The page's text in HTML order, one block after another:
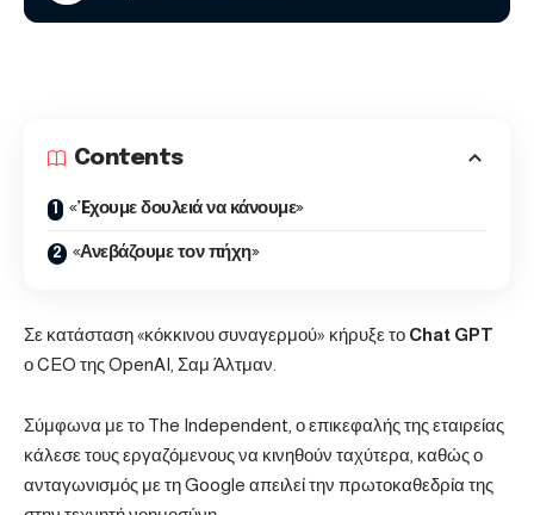
Contents
«’Eχουμε δουλειά να κάνουμε»
«Ανεβάζουμε τον πήχη»
Σε κατάσταση «κόκκινου συναγερμού» κήρυξε το Chat GPT
ο CEO της OpenAI, Σαμ Άλτμαν.
Σύμφωνα με το The Independent , ο επικεφαλής της εταιρείας
κάλεσε τους εργαζόμενους να κινηθούν ταχύτερα, καθώς ο
ανταγωνισμός με τη Google απειλεί την πρωτοκαθεδρία της